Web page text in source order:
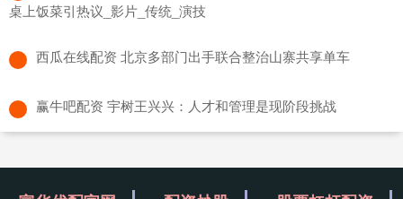
桌上饭菜引热议_影片_传统_演技
​西瓜在线配资 北京多部门出手联合整治山寨共享单车
​赢牛吧配资 宇树王兴兴：人才和管理是现阶段挑战